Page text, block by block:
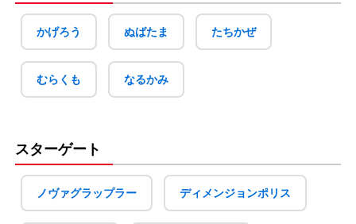
かげろう ぬばたま たちかぜ
むらくも なるかみ
スターゲート
ノヴァグラップラー ディメンジョンポリス